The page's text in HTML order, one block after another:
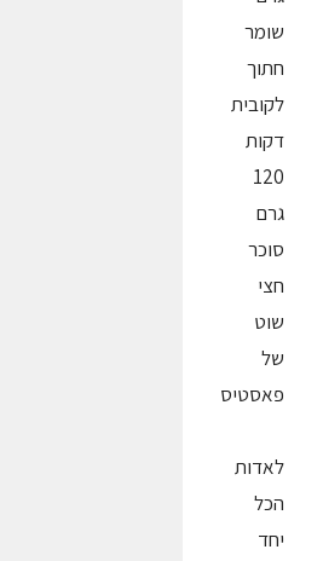
שומר
חתוך
לקובית
דקות
120
גרם
סוכר
חצי
שוט
של
פאסטיס
לאדות
הכל
יחד